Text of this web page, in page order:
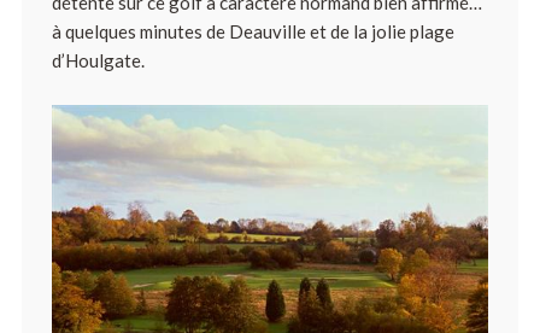
à quelques minutes de Deauville et de la jolie plage
d’Houlgate.